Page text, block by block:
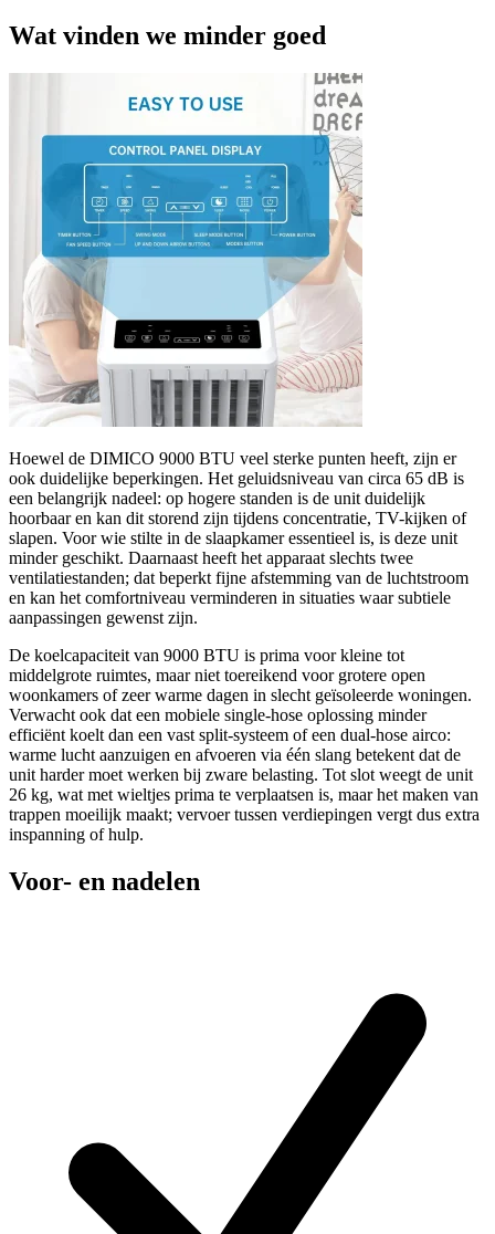
Wat vinden we minder goed
Hoewel de DIMICO 9000 BTU veel sterke punten heeft, zijn er
ook duidelijke beperkingen. Het geluidsniveau van circa 65 dB is
een belangrijk nadeel: op hogere standen is de unit duidelijk
hoorbaar en kan dit storend zijn tijdens concentratie, TV-kijken of
slapen. Voor wie stilte in de slaapkamer essentieel is, is deze unit
minder geschikt. Daarnaast heeft het apparaat slechts twee
ventilatiestanden; dat beperkt fijne afstemming van de luchtstroom
en kan het comfortniveau verminderen in situaties waar subtiele
aanpassingen gewenst zijn.
De koelcapaciteit van 9000 BTU is prima voor kleine tot
middelgrote ruimtes, maar niet toereikend voor grotere open
woonkamers of zeer warme dagen in slecht geïsoleerde woningen.
Verwacht ook dat een mobiele single-hose oplossing minder
efficiënt koelt dan een vast split-systeem of een dual-hose airco:
warme lucht aanzuigen en afvoeren via één slang betekent dat de
unit harder moet werken bij zware belasting. Tot slot weegt de unit
26 kg, wat met wieltjes prima te verplaatsen is, maar het maken van
trappen moeilijk maakt; vervoer tussen verdiepingen vergt dus extra
inspanning of hulp.
Voor- en nadelen